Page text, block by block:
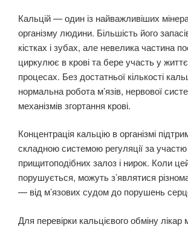
Кальцій — один із найважливіших
організму людини. Більшість його
кістках і зубах, але невелика частина
циркулює в крові та бере участь у
процесах. Без достатньої кількості
нормальна робота м’язів, нервової
механізмів згортання крові.
Концентрація кальцію в організмі
складною системою регуляції за участю
прищитоподібних залоз і нирок. Коли
порушується, можуть з’являтися
— від м’язових судом до порушень
Для перевірки кальцієвого обміну лікар